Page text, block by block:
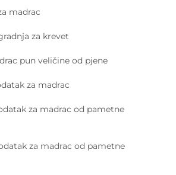
madrac
za krevet
pun veličine od pjene
za madrac
za madrac od pametne
za madrac od pametne